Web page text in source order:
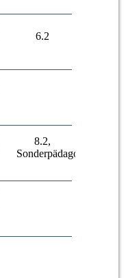
6.2
8.2,
Sonderpädagogin